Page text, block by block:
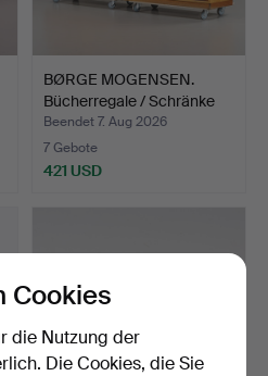
BØRGE MOGENSEN.
Bücherregale / Schränke
"Ö…
Beendet 7. Aug 2026
7 Gebote
421 USD
Cookies
die Nutzung der
Die Cookies, die Sie